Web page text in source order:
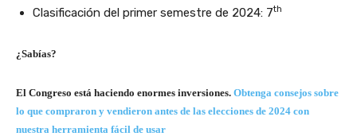
Clasificación del primer semestre de 2024: 7th
¿Sabías?
El Congreso está haciendo enormes inversiones. Obtenga consejos sobre
lo que compraron y vendieron antes de las elecciones de 2024 con
nuestra herramienta fácil de usar